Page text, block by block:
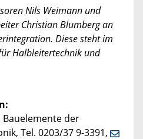
Nils Weimann und
Christian Blumberg an
Diese steht im
Halbleitertechnik und
Bauelemente der
Tel. 0203/37 9-3391,